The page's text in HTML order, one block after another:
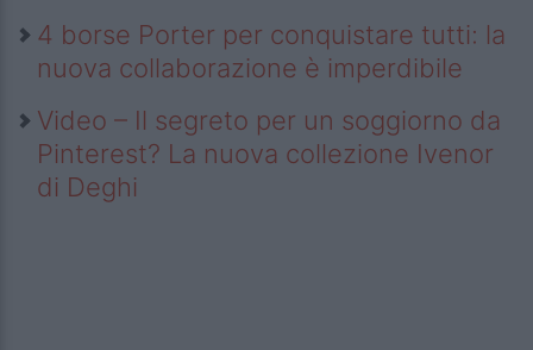
4 borse Porter per conquistare tutti: la
nuova collaborazione è imperdibile
Video – Il segreto per un soggiorno da
Pinterest? La nuova collezione Ivenor
di Deghi